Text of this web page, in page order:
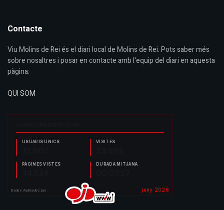
Contacte
Viu Molins de Rei és el diari local de Molins de Rei. Pots saber més
sobre nosaltres i posar en contacte amb l'equip del diari en aquesta
pàgina:
QUI SOM